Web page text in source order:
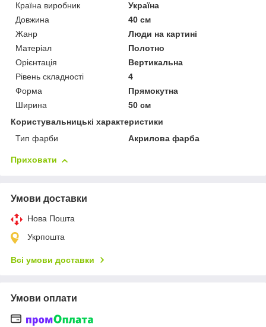
Країна виробник
Україна
Довжина
40 см
Жанр
Люди на картині
Матеріал
Полотно
Орієнтація
Вертикальна
Рівень складності
4
Форма
Прямокутна
Ширина
50 см
Користувальницькі характеристики
Тип фарби
Акрилова фарба
Приховати
Умови доставки
Нова Пошта
Укрпошта
Всі умови доставки
Умови оплати